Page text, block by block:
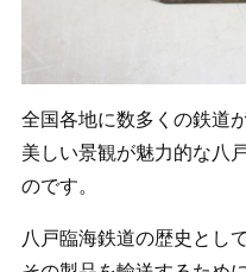
全国各地に数多くの鉄道
美しい景観が魅力的な八
のです。
八戸臨海鉄道の歴史とし